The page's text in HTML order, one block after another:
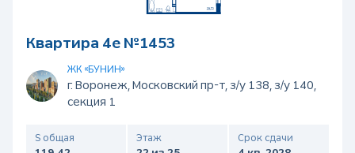
Квартира 4е №1453
ЖК «БУНИН»
г. Воронеж, Московский пр-т, з/у 138, з/у 140,
секция 1
S общая Этаж Срок сдачи